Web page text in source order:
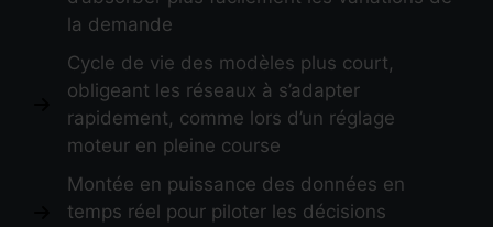
la demande
Cycle de vie des modèles plus court,
obligeant les réseaux à s’adapter
rapidement, comme lors d’un réglage
moteur en pleine course
Montée en puissance des données en
temps réel pour piloter les décisions